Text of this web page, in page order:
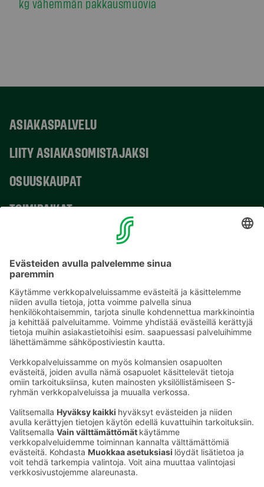
kg vähemmän pakkausmuovia
ASIAKASPALVELU
LIITY ASIAKASOMISTAJAKSI
OSUUSKAUPAT
TOIMIPAIKAT
Sähköpostiosoitteet S-ryhmässä ovat muotoa
etunimi.sukunimi@sok.fi
Seuraa meitä: